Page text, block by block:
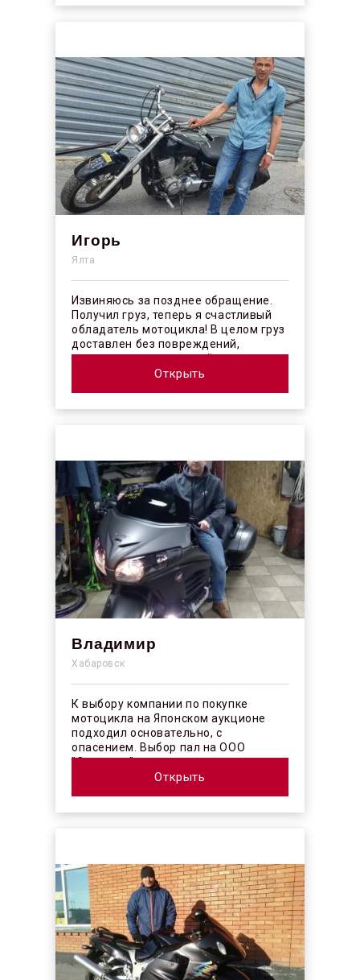
Игорь
Ялта
Извиняюсь за позднее обращение.
Получил груз, теперь я счастливый
обладатель мотоцикла! В целом груз
доставлен без повреждений,
огорчило отсутствие плёночного
Открыть
Владимир
Хабаровск
К выбору компании по покупке
мотоцикла на Японском аукционе
подходил основательно, с
опасением. Выбор пал на ООО
"Синергос" после изучения отзывов в
Открыть